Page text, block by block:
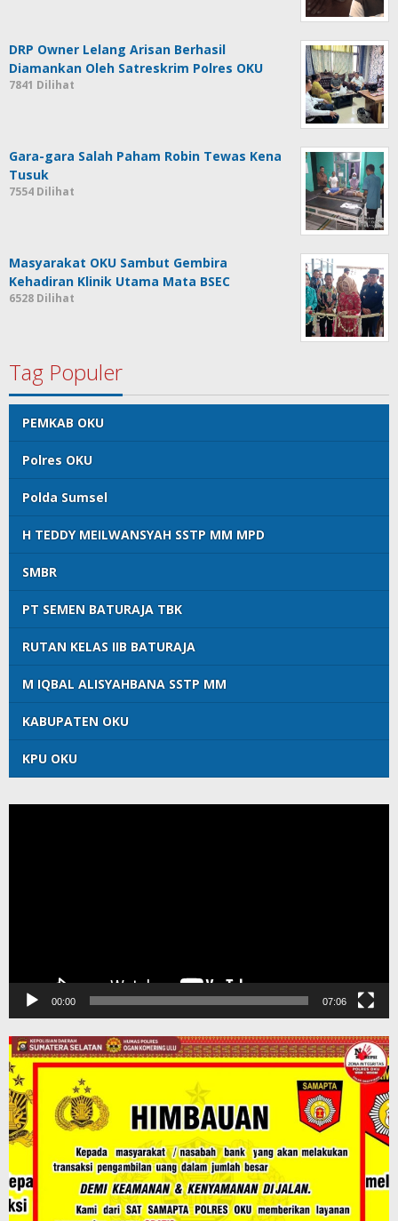
DRP Owner Lelang Arisan Berhasil
Diamankan Oleh Satreskrim Polres OKU
7841 Dilihat
Gara-gara Salah Paham Robin Tewas Kena
Tusuk
7554 Dilihat
Masyarakat OKU Sambut Gembira
Kehadiran Klinik Utama Mata BSEC
6528 Dilihat
Tag Populer
PEMKAB OKU
Polres OKU
Polda Sumsel
H TEDDY MEILWANSYAH SSTP MM MPD
SMBR
PT SEMEN BATURAJA TBK
RUTAN KELAS IIB BATURAJA
M IQBAL ALISYAHBANA SSTP MM
KABUPATEN OKU
KPU OKU
00:00 07:06